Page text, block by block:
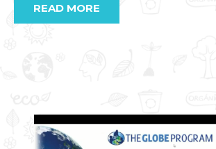
READ MORE